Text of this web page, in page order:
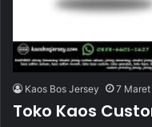
Kaos Bos Jersey 7
Toko Kaos